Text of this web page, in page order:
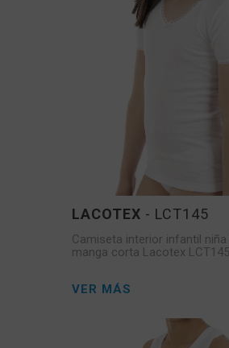
LACOTEX - LCT145
Camiseta interior infantil
manga corta Lacotex LCT145
VER MÁS